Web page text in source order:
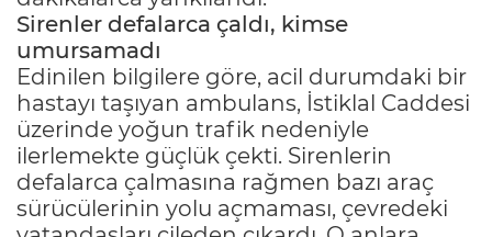
Sirenler defalarca çaldı, kimse
umursamadı
Edinilen bilgilere göre, acil durumdaki bir
hastayı taşıyan ambulans, İstiklal Caddesi
üzerinde yoğun trafik nedeniyle
ilerlemekte güçlük çekti. Sirenlerin
defalarca çalmasına rağmen bazı araç
sürücülerinin yolu açmaması, çevredeki